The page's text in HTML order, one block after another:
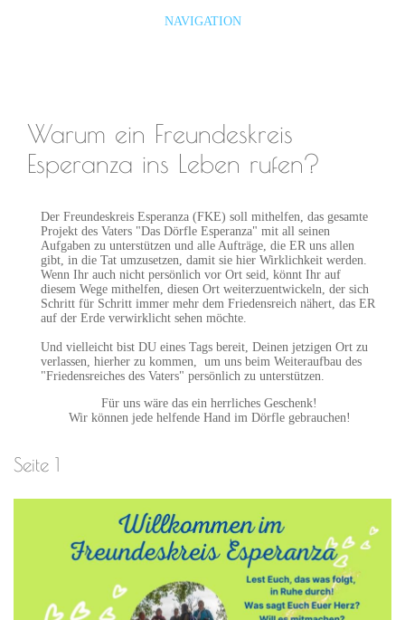
NAVIGATION
Warum ein Freundeskreis
Esperanza ins Leben rufen?
Der Freundeskreis Esperanza (FKE) soll mithelfen, das gesamte
Projekt des Vaters "Das Dörfle Esperanza" mit all seinen
Aufgaben zu unterstützen und alle Aufträge, die ER uns allen
gibt, in die Tat umzusetzen, damit sie hier Wirklichkeit werden.
Wenn Ihr auch nicht persönlich vor Ort seid, könnt Ihr auf
diesem Wege mithelfen, diesen Ort weiterzuentwickeln, der sich
Schritt für Schritt immer mehr dem Friedensreich nähert, das ER
auf der Erde verwirklicht sehen möchte.
Und vielleicht bist DU eines Tags bereit, Deinen jetzigen Ort zu
verlassen, hierher zu kommen, um uns beim Weiteraufbau des
"Friedensreiches des Vaters" persönlich zu unterstützen.
Für uns wäre das ein herrliches Geschenk!
Wir können jede helfende Hand im Dörfle gebrauchen!
Seite 1